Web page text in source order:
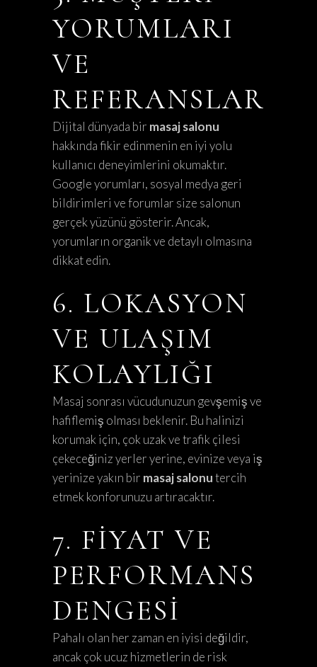
YORUMLARI
VE
REFERANSLAR
Dijital dünyada bir masaj salonu
hakkında fikir edinmenin en iyi yolu
kullanıcı deneyimlerini okumaktır.
Google yorumları, sosyal medya geri
bildirimleri ve forumlar size salonun
gerçek yüzünü gösterir. Ancak,
yorumların organik ve detaylı olmasına
dikkat edin.
6. LOKASYON
VE ULAŞIM
KOLAYLIĞI
Masaj sonrası vücudunuzun gevşemiş ve
hafiflemiş olması beklenir. Bu halinizi
korumak için, çok uzak ve trafik çilesi
çekeceğiniz yerler yerine, evinize veya iş
yerinize yakın bir masaj salonutercih
etmek konforunuzu artıracaktır.
7. FIYAT VE
PERFORMANS
DENGESI
Pahalı olan her zaman en iyisi değildir,
ancak çok ucuz hizmetlerin de risk